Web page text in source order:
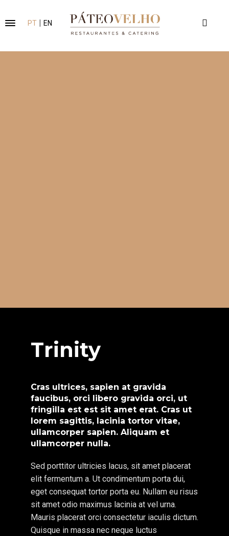
PT |EN
Trinity
Cras ultrices, sapien at gravida
faucibus, orci libero gravida orci, ut
fringilla est est sit amet erat. Cras ut
lorem sagittis, lacinia tortor vitae,
ullamcorper sapien. Aliquam et
ullamcorper nulla.
Sed porttitor ultricies lacus, sit amet placerat
elit fermentum a. Ut condimentum porta dui,
eget consequat tortor porta eu. Nullam eu risus
sit amet odio maximus lacinia at vel urna.
Mauris placerat orci consectetur iaculis dictum.
Quisque in massa nec neque luctus